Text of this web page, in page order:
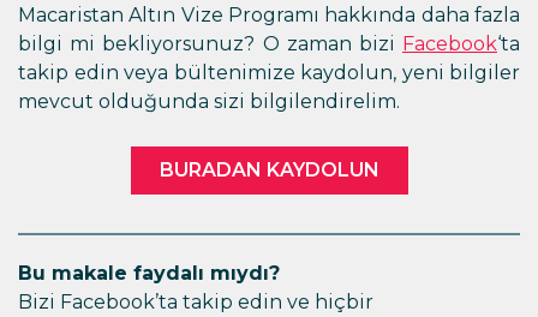
Macaristan Altın Vize Programı hakkında daha fazla
bilgi mi bekliyorsunuz? O zaman bizi Facebook‘ta
takip edin veya bültenimize kaydolun, yeni bilgiler
mevcut olduğunda sizi bilgilendirelim.
BURADAN KAYDOLUN
Bu makale faydalı mıydı?
Bizi Facebook’ta takip edin ve hiçbir